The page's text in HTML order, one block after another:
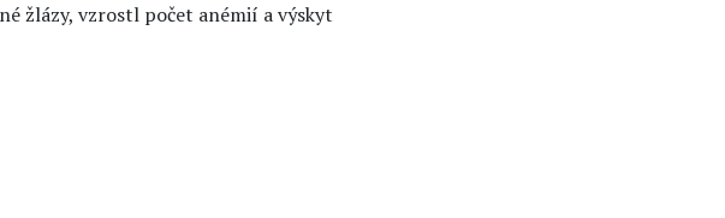
žlázy, vzrostl počet anémií a výskyt